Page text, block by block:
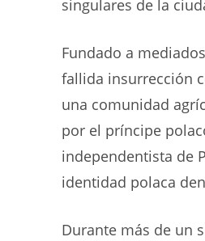
singulares de la
Fundado a
fallida insurrección
una comunidad
por el príncipe
independentista de
identidad polaca
Durante más de un